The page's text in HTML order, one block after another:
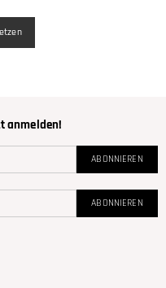
anmelden!
ABONNIEREN
ABONNIEREN